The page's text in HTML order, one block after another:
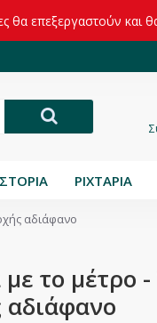
θα επεξεργαστούν και
ΡΙΧΤΑΡΙΑ
αδιάφανο
το μέτρο
αδιάφανο